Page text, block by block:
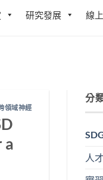
研究發展 線
領域神經
a
分
人